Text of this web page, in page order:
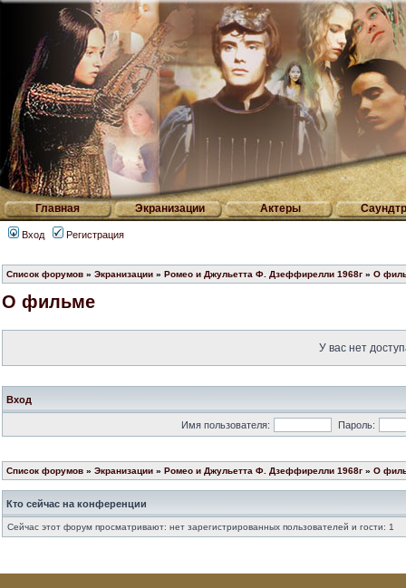
Главная Экранизации Актеры
Вход Регистрация
Список форумов » Экранизации » Ромео и Джульетта Ф. Дзеффирелли 1968г » О
О фильме
У вас нет
Вход
Имя пользователя: Пароль:
Список форумов » Экранизации » Ромео и Джульетта Ф. Дзеффирелли 1968г » О
Кто сейчас на конференции
Сейчас этот форум просматривают: нет зарегистрированных пользователей и гости: 1